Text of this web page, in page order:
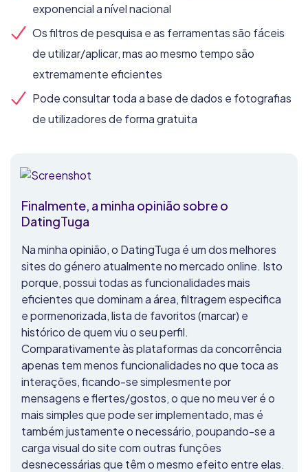
exponencial a nível nacional
Os filtros de pesquisa e as ferramentas são fáceis
de utilizar/aplicar, mas ao mesmo tempo são
extremamente eficientes
Pode consultar toda a base de dados e fotografias
de utilizadores de forma gratuita
Finalmente, a minha opinião sobre o
DatingTuga
Na minha opinião, o DatingTuga é um dos melhores
sites do género atualmente no mercado online. Isto
porque, possui todas as funcionalidades mais
eficientes que dominam a área, filtragem especifica
e pormenorizada, lista de favoritos (marcar) e
histórico de quem viu o seu perfil.
Comparativamente às plataformas da concorrência
apenas tem menos funcionalidades no que toca as
interações, ficando-se simplesmente por
mensagens e flertes/gostos, o que no meu ver é o
mais simples que pode ser implementado, mas é
também justamente o necessário, poupando-se a
carga visual do site com outras funções
desnecessárias que têm o mesmo efeito entre elas.